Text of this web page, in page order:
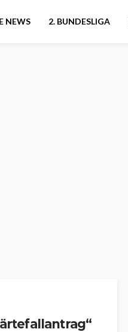
NEWS 2. BUNDESLIGA